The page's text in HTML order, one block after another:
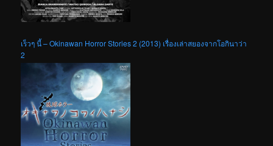
เร็วๆ นี้ – Okinawan Horror Stories 2 (2013) เรื่องเล่าสยองจากโอกินาว่า
2